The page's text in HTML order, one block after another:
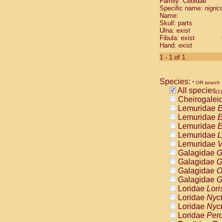
Cebidae
Cebidae
Cebidae
Cebidae
Cebidae
Cebidae
Cebidae
Cebidae
Cebidae
Cebidae
Cebidae
Cebidae
Atelidae
Atelidae
Atelidae
Atelidae
Atelidae
Atelidae
Atelidae
Atelidae
Atelidae
Atelidae
Pitheciidae
Specific name:
Name:
Skull: parts
Ulna: exist
Fibula: exist
Hand: exist
1 - 1 of 1
Species: * OR search
All species(1)
Lemuridae
Lemuridae
Lemuridae
Lemuridae
Lemuridae
Galagidae
Galagidae
Galagidae
Galagidae
Loridae
Loridae
Loridae
Loridae